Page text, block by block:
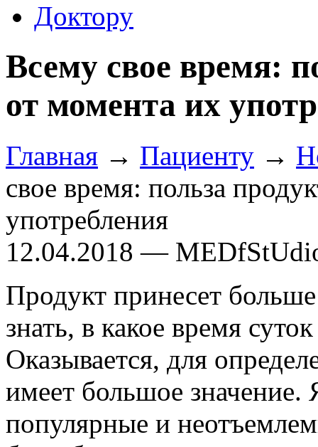
Доктору
Всему свое время:
от момента их
Главная → Пациенту →
свое время: польза
употребления
12.04.2018 —
Продукт принесет
знать, в какое время
Оказывается, для
имеет большое
популярные и